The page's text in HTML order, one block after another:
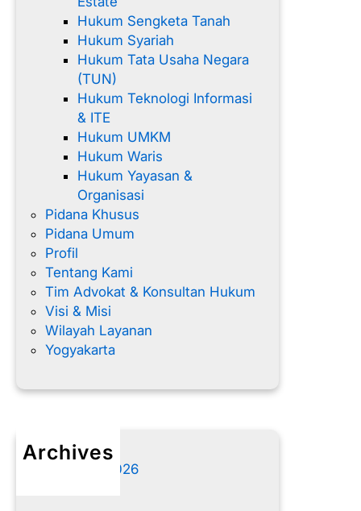
Hukum Sengketa Tanah
Hukum Syariah
Hukum Tata Usaha Negara
(TUN)
Hukum Teknologi Informasi
& ITE
Hukum UMKM
Hukum Waris
Hukum Yayasan &
Organisasi
Pidana Khusus
Pidana Umum
Profil
Tentang Kami
Tim Advokat & Konsultan Hukum
Visi & Misi
Wilayah Layanan
Yogyakarta
Archives
Agustus 2026